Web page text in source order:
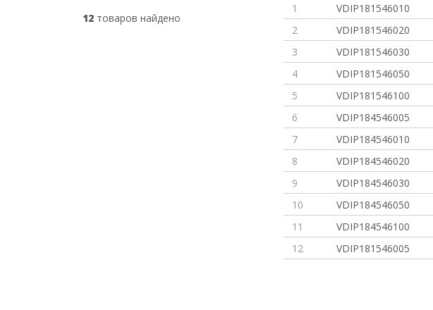
12 товаров найдено
1 VDIP181546010
2 VDIP181546020
3 VDIP181546030
4 VDIP181546050
5 VDIP181546100
6 VDIP184546005
7 VDIP184546010
8 VDIP184546020
9 VDIP184546030
10 VDIP184546050
11 VDIP184546100
12 VDIP181546005